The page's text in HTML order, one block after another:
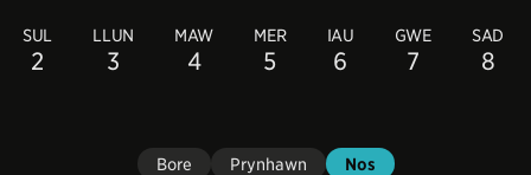
SUL
2
LLUN
3
MAW
4
MER
5
IAU
6
GWE
7
SAD
8
Bore Prynhawn Nos